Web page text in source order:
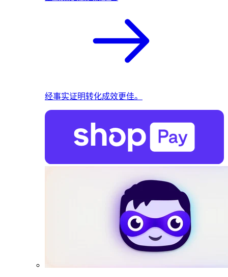
经事实证明转化成效更佳。